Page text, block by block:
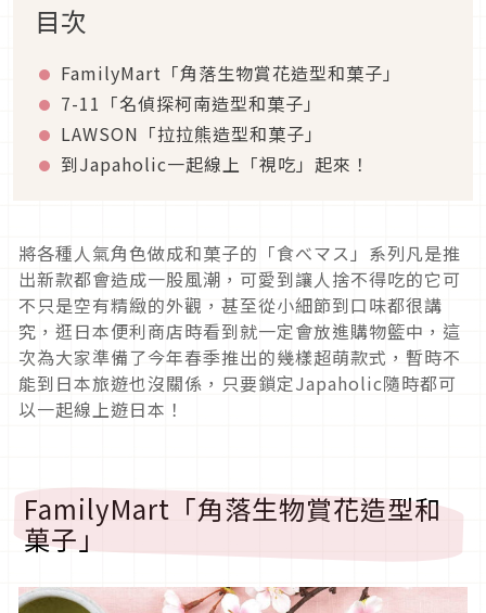
目次
FamilyMart「角落生物賞花造型和菓子」
7-11「名偵探柯南造型和菓子」
LAWSON「拉拉熊造型和菓子」
到Japaholic一起線上「視吃」起來！
將各種人氣角色做成和菓子的「食べマス」系列凡是推
出新款都會造成一股風潮，可愛到讓人捨不得吃的它可
不只是空有精緻的外觀，甚至從小細節到口味都很講
究，逛日本便利商店時看到就一定會放進購物籃中，這
次為大家準備了今年春季推出的幾樣超萌款式，暫時不
能到日本旅遊也沒關係，只要鎖定Japaholic隨時都可
以一起線上遊日本！
FamilyMart「角落生物賞花造型和
菓子」